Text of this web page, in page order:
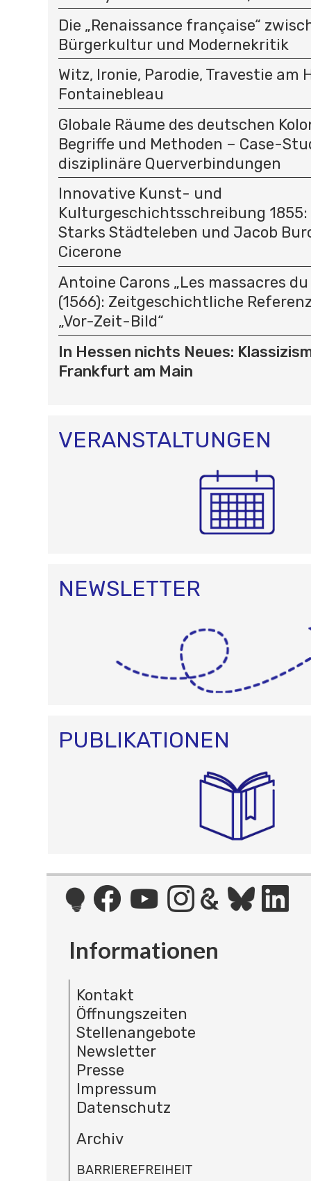
Die „Renaissance française“
Bürgerkultur und Modernekritik
Witz, Ironie, Parodie, Travestie am
Fontainebleau
Globale Räume des deutschen
Begriffe und Methoden – Case-
disziplinäre Querverbindungen
Innovative Kunst- und
Kulturgeschichtsschreibung 1855:
Starks Städteleben und Jacob
Cicerone
Antoine Carons „Les massacres
(1566): Zeitgeschichtliche
„Vor-Zeit-Bild“
In Hessen nichts Neues:
Frankfurt am Main
VERANSTALTUNGEN
NEWSLETTER
PUBLIKATIONEN
Informationen
Kontakt
Öffnungszeiten
Stellenangebote
Newsletter
Presse
Impressum
Datenschutz
Archiv
BARRIEREFREIHEIT